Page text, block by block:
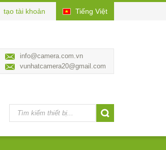
Tiếng Việt
tạo tài khoản
info@camera.com.vn
vunhatcamera20@gmail.com